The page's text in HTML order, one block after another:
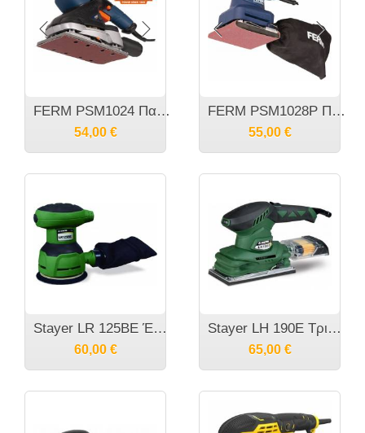
FERM PSM1024 Παλινδρομικό Τριβείο 180 Watt & Αυτοπρόσφυση
54,00 €
FERM PSM1028P Παλινδρομικό τριβείο 220 Watt
55,00 €
Stayer LR 125BE Έκκεντρο Τριβείο 300W
60,00 €
Stayer LH 190E Τριβείο παλμικό 250W
65,00 €